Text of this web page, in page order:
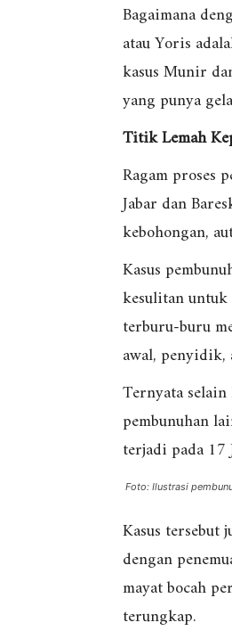
Bagaimana
atau Yoris
kasus Munir
yang punya
Titik Lemah
Ragam proses
Jabar dan
kebohongan,
Kasus
kesulitan
terburu-buru
awal,
Ternyata selain
pembunuhan
terjadi pada
Foto: Ilustrasi
Kasus tersebut
dengan
mayat bocah
terungkap.